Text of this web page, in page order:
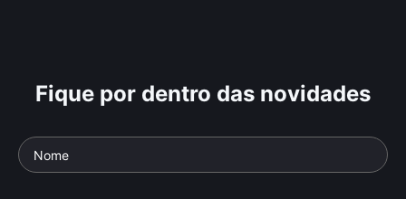
Fique por dentro das novidades